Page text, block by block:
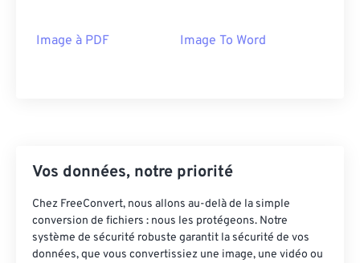
Image à PDF Image To Word
Vos données, notre priorité
Chez FreeConvert, nous allons au-delà de la simple
conversion de fichiers : nous les protégeons. Notre
système de sécurité robuste garantit la sécurité de vos
données, que vous convertissiez une image, une vidéo ou